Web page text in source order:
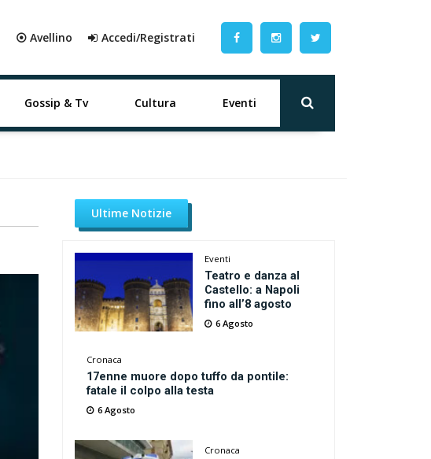
⦿ Avellino Accedi/Registrati
Gossip & Tv Cultura Eventi
Ultime Notizie
Eventi
Teatro e danza al
Castello: a Napoli
fino all’8 agosto
6 Agosto
Cronaca
17enne muore dopo tuffo da pontile:
fatale il colpo alla testa
6 Agosto
Cronaca